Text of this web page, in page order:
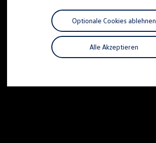
California App
California Lifestyle & Zubehör
Übernachten im California
Unternehmen
Karriere
Nachhaltigkeit
Alle Akzeptieren
Optionale Cookies ablehnen